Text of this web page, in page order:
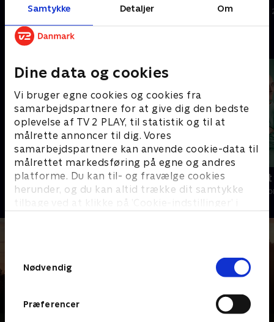
Samtykke Detaljer Om
Dine data og cookies
Vi bruger egne cookies og cookies fra
samarbejdspartnere for at give dig den bedste
oplevelse af TV 2 PLAY, til statistik og til at
målrette annoncer til dig. Vores
samarbejdspartnere kan anvende cookie-data til
målrettet markedsføring på egne og andres
platforme. Du kan til- og fravælge cookies
herunder, og du kan altid trække dit samtykke
tilbage ved at klikke på ’Cookie-indstillinger’ i
Nødvendig
Præferencer
på Downton.
20. september 2022 • 47 min
skaffe penge til det lokale
20. september 2022 • 47 min
Andre så også
Happy fucking Pride
Drama • 1 sæsoner
Fake Patient
Drama • 1